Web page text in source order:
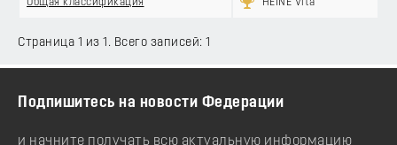
Общая классификация HEINE Vita
Страница 1 из 1. Всего записей: 1
Подпишитесь на новости Федерации
и начните получать всю актуальную информацию